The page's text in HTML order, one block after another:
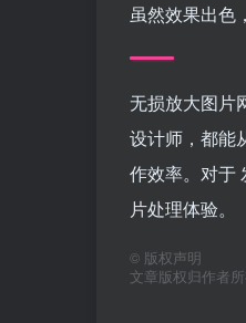
虽然效果出色
无损放大图片
设计师，都能
作效率。对于
片处理体验。
© 版权声明
文章版权归作者